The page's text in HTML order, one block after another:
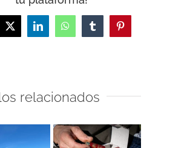
X LinkedInWhatsAppTumblrPinterest
relacionados